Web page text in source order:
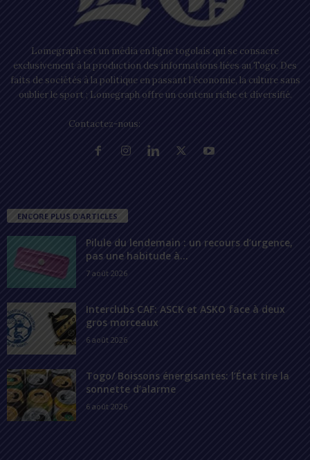
Lomegraph est un média en ligne togolais qui se consacre
exclusivement à la production des informations liées au Togo. Des
faits de sociétés à la politique en passant l’économie, la culture sans
oublier le sport ; Lomegraph offre un contenu riche et diversifié.
Contactez-nous:
ENCORE PLUS D'ARTICLES
Pilule du lendemain : un recours d’urgence,
pas une habitude à...
7 août 2026
Interclubs CAF: ASCK et ASKO face à deux
gros morceaux
6 août 2026
Togo/ Boissons énergisantes: l’État tire la
sonnette d’alarme
6 août 2026